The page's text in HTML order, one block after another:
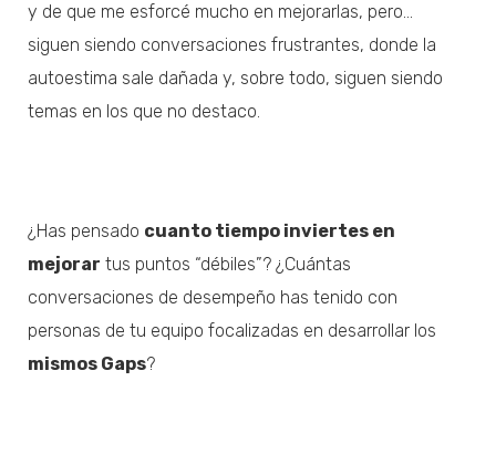
y de que me esforcé mucho en mejorarlas, pero…
siguen siendo conversaciones frustrantes, donde la
autoestima sale dañada y, sobre todo, siguen siendo
temas en los que no destaco.
¿Has pensado cuanto tiempo inviertes en
mejorar tus puntos “débiles”? ¿Cuántas
conversaciones de desempeño has tenido con
personas de tu equipo focalizadas en desarrollar los
mismos Gaps?